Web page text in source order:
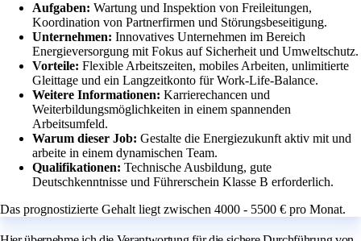
Aufgaben: Wartung und Inspektion von Freileitungen,
Koordination von Partnerfirmen und Störungsbeseitigung.
Unternehmen: Innovatives Unternehmen im Bereich
Energieversorgung mit Fokus auf Sicherheit und Umweltschutz.
Vorteile: Flexible Arbeitszeiten, mobiles Arbeiten, unlimitierte
Gleittage und ein Langzeitkonto für Work-Life-Balance.
Weitere Informationen: Karrierechancen und
Weiterbildungsmöglichkeiten in einem spannenden
Arbeitsumfeld.
Warum dieser Job: Gestalte die Energiezukunft aktiv mit und
arbeite in einem dynamischen Team.
Qualifikationen: Technische Ausbildung, gute
Deutschkenntnisse und Führerschein Klasse B erforderlich.
Das prognostizierte Gehalt liegt zwischen 4000 - 5500 € pro Monat.